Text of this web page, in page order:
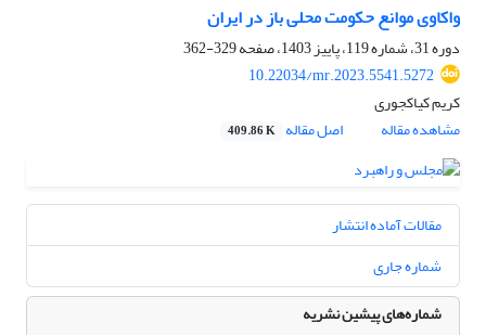
واکاوی موانع حکومت محلی باز در ایران
دوره 31، شماره 119، پاییز 1403، صفحه
329-362
10.22034/mr.2023.5541.5272
کریم کیاکجوری
مشاهده مقاله
اصل مقاله 409.86 K
مقالات آماده انتشار
شماره جاری
شماره‌های پیشین نشریه